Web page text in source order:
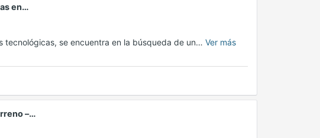
en…
tecnológicas, se encuentra en la búsqueda de un… Ver más
–…